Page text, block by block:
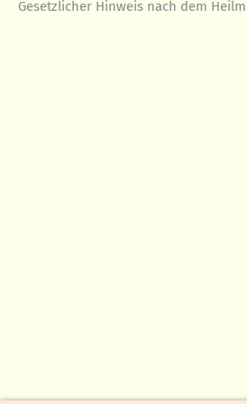
Gesetzlicher Hinweis nach dem